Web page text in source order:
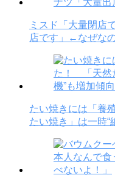
ミスド「大量閉店
店です」←なぜな
たい焼きには「養
たい焼き」は一時“